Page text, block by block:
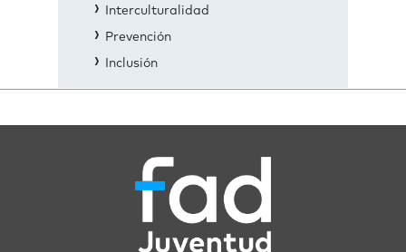
Interculturalidad
Prevención
Inclusión